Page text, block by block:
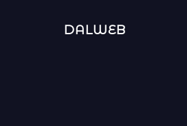
DALWEB